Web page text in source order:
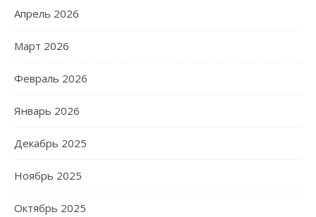
Апрель 2026
Март 2026
Февраль 2026
Январь 2026
Декабрь 2025
Ноябрь 2025
Октябрь 2025